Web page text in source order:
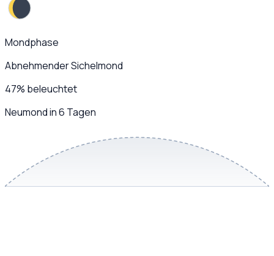
Mondphase
Abnehmender Sichelmond
47% beleuchtet
Neumond in 6 Tagen